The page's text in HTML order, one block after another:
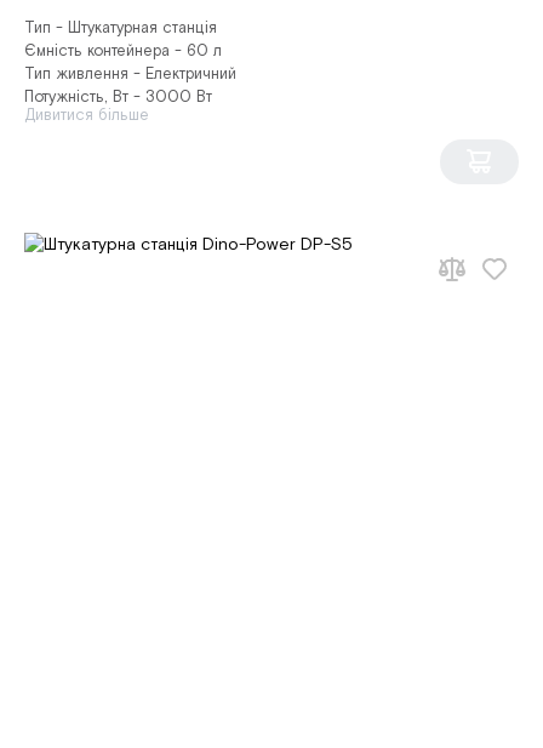
Тип - Штукатурная станція
Ємність контейнера - 60 л
Тип живлення - Електричний
Потужність, Вт - 3000 Вт
Дивитися більше